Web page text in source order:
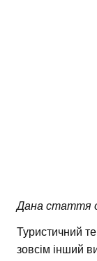
Дана стаття
Туристичний
зовсім інший